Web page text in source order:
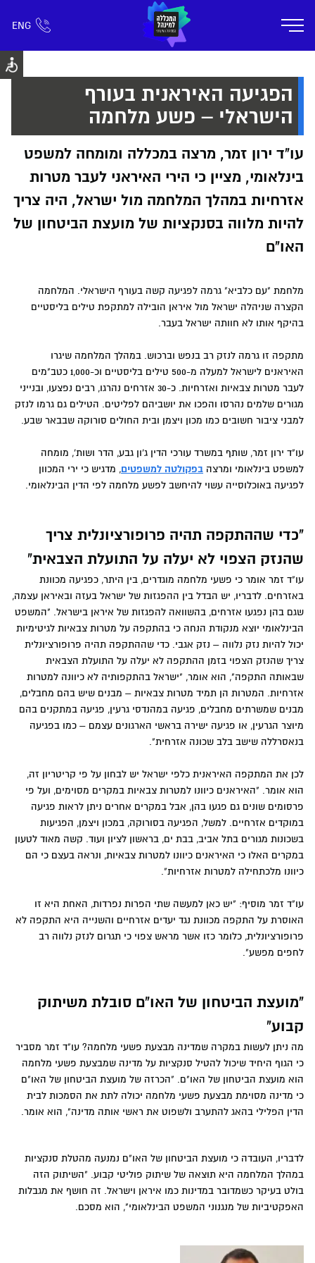
ENG
חפש כל דבר רישום ומידע אזור אישי
אודות תוכניות הלימוד קמפוס דימונה חיי
הפגיעה האיראנית בעורף
הישראלי – פשע מלחמה
עו"ד ירון זמר, מרצה במכללה ומומחה למשפט
בינלאומי, מציין כי הירי האיראני לעבר מטרות
אזרחיות במהלך המלחמה מול ישראל, היה צריך
להיות מלווה בסנקציות של מועצת הביטחון של
האו"ם
מלחמת "עם כלביא" גרמה לפגיעה קשה בעורף הישראלי. המלחמה
הקצרה שניהלה ישראל מול איראן הובילה למתקפת טילים בליסטיים
בהיקף אותו לא חוותה ישראל בעבר.
מתקפה זו גרמה לנזק רב בנפש וברכוש. במהלך המלחמה שיגרו
האיראנים לישראל למעלה מ-500 טילים בליסטיים וכ-1,000 כטב"מים
לעבר מטרות צבאיות ואזרחיות. כ-30 אזרחים נהרגו, רבים נפצעו, ובנייני
מגורים שלמים נהרסו והפכו את יושביהם לפליטים. הטילים גם גרמו לנזק
למבני ציבור חשובים כמו מכון ויצמן ובית החולים סורוקה שבבאר שבע.
עו"ד ירון זמר, שותף במשרד עורכי הדין ג'ון גבע, הדר ושות', מומחה
למשפט בינלאומי ומרצה בפקולטה למשפטים, מדגיש כי ירי המכוון
לפגיעה באוכלוסייה עשוי להיחשב לפשע מלחמה לפי הדין הבינלאומי.
"כדי שההתקפה תהיה פרופורציונלית צריך
שהנזק הצפוי לא יעלה על התועלת הצבאית"
עו"ד זמר אומר כי פשעי מלחמה מוגדרים, בין היתר, כפגיעה מכוונת
באזרחים. לדבריו, יש הבדל בין ההפגזות של ישראל בעזה ובאיראן עצמה,
שגם בהן נפגעו אזרחים, בהשוואה להפגזות של איראן בישראל. "המשפט
הבינלאומי יוצא מנקודת הנחה כי בהתקפה על מטרות צבאיות לגיטימיות
יכול להיות נזק נלווה – נזק אגבי. כדי שההתקפה תהיה פרופורציונלית
צריך שהנזק הצפוי בזמן ההתקפה לא יעלה על התועלת הצבאית
שבאותה התקפה", הוא אומר, "ישראל בהתקפותיה לא כיוונה למטרות
אזרחיות. המטרות הן תמיד מטרות צבאיות – מבנים שיש בהם מחבלים,
מבנים שמשרתים מחבלים, פגיעה במהנדסי גרעין, פגיעה במתקנים בהם
מיוצר הגרעין, או פגיעה ישירה בראשי הארגונים עצמם – כמו בפגיעה
בנאסרללה שישב בלב שכונה אזרחית".
לכן את המתקפה האיראנית כלפי ישראל יש לבחון על פי קריטריון זה,
הוא אומר. "האיראנים כיוונו למטרות צבאיות במקרים מסוימים, ועל פי
פרסומים שונים גם פגעו בהן, אבל במקרים אחרים ניתן לראות פגיעה
במוקדים אזרחיים. למשל, הפגיעה בסורוקה, במכון ויצמן, הפגיעות
בשכונות מגורים בתל אביב, בבת ים, בראשון לציון ועוד. קשה מאוד לטעון
במקרים האלו כי האיראנים כיוונו למטרות צבאיות, ונראה בעצם כי הם
כיוונו מלכתחילה למטרות אזרחיות".
עו"ד זמר מוסיף: "יש כאן למעשה שתי הפרות נפרדות, האחת היא זו
האוסרת על התקפה מכוונת נגד יעדים אזרחיים והשנייה היא התקפה לא
פרופורציונלית, כלומר כזו אשר מראש צפוי כי תגרום לנזק נלווה רב
לחפים מפשע".
"מועצת הביטחון של האו"ם סובלת משיתוק
קבוע"
מה ניתן לעשות במקרה שמדינה מבצעת פשעי מלחמה? עו"ד זמר מסביר
כי הגוף היחיד שיכול להטיל סנקציות על מדינה שמבצעת פשעי מלחמה
הוא מועצת הביטחון של האו"ם. "הכרזה של מועצת הביטחון של האו"ם
כי מדינה מסוימת מבצעת פשעי מלחמה יכולה לתת את הסמכות לבית
הדין הפלילי בהאג להתערב ולשפוט את ראשי אותה מדינה", הוא אומר.
לדבריו, העובדה כי מועצת הביטחון של האו"ם נמנעה מהטלת סנקציות
במהלך המלחמה היא תוצאה של שיתוק פוליטי קבוע. "השיתוק הזה
בולט בעיקר כשמדובר במדינות כמו איראן וישראל. זה חושף את מגבלות
האפקטיביות של מנגנוני המשפט הבינלאומי", הוא מסכם.